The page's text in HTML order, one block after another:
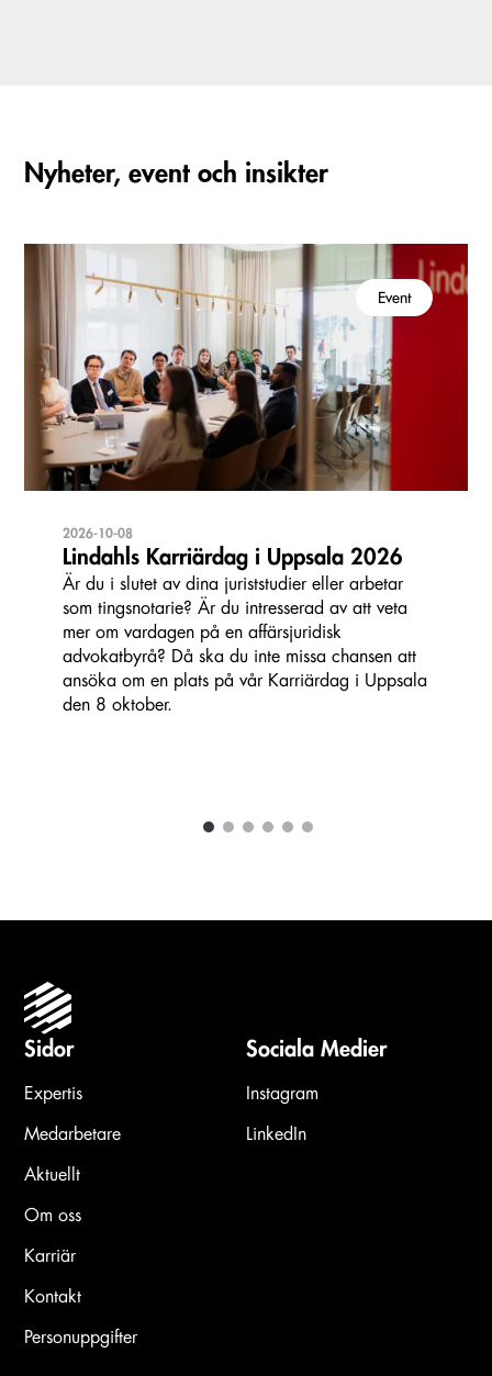
Nyheter, event och insikter
Event
2026-10-08
Lindahls Karriärdag i Uppsala 2026
Är du i slutet av dina juriststudier eller arbetar
som tingsnotarie? Är du intresserad av att veta
mer om vardagen på en affärsjuridisk
advokatbyrå? Då ska du inte missa chansen att
ansöka om en plats på vår Karriärdag i Uppsala
den 8 oktober.
1 2 3 4 5 6
Sidor
Expertis
Medarbetare
Aktuellt
Om oss
Karriär
Kontakt
Personuppgifter
Sociala Medier
Instagram
LinkedIn